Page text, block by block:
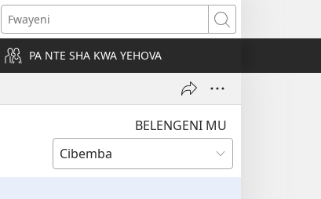
Fwayeni
PA NTE SHA KWA YEHOVA
BELENGENI MU